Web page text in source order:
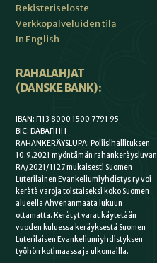
Rekisteriseloste
Verkkopalveluiden tila
In English
RAHALAHJAT
(DANSKE BANK):
IBAN: FI13 8000 1500 7791 95
BIC: DABAFIHH
RAHANKERÄYSLUPA: Poliisihallituksen
10.9.2021 myöntämän rahankeräysluvan
RA/2021/1127 mukaisesti Suomen
Luterilainen Evankeliumiyhdistys ry voi
kerätä varoja toistaiseksi koko Suomen
alueella Ahvenanmaata lukuun
ottamatta. Kerätyt varat käytetään
vuoden kuluessa keräyksestä Suomen
Luterilaisen Evankeliumiyhdistyksen
työhön kotimaassa ja ulkomailla.